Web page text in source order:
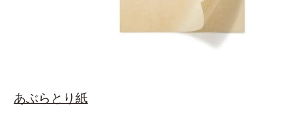
あぶらとり紙